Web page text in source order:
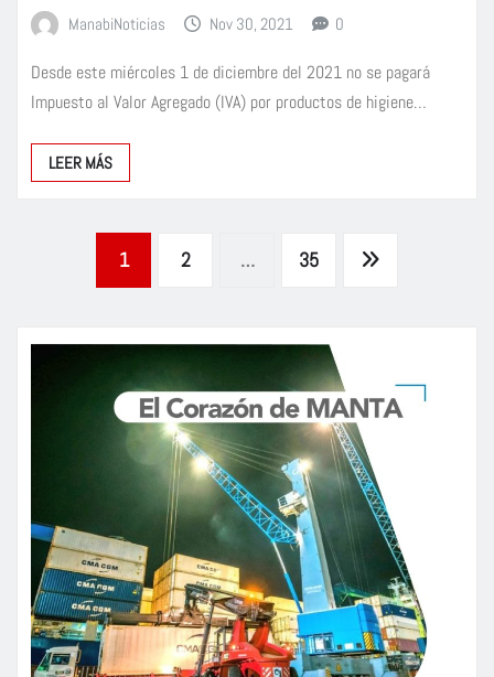
ManabiNoticias Nov 30, 2021 0
Desde este miércoles 1 de diciembre del 2021 no se pagará
Impuesto al Valor Agregado (IVA) por productos de higiene…
LEER MÁS
Paginación
de
entradas
1 2 … 35